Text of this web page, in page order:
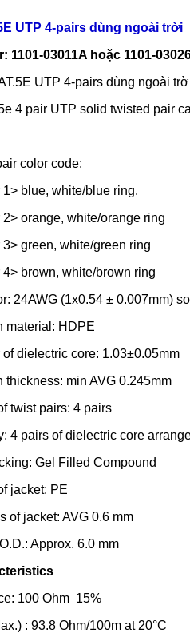
UTP 4-pairs dùng ngoài trời
03011A hoặc 1101-
UTP 4-pairs dùng ngoài
pair UTP solid twisted pair
color code:
blue, white/blue ring.
orange, white/orange ring
green, white/green ring
brown, white/brown ring
(1x0.54 ± 0.007mm)
HDPE
dielectric core: 1.03±0.05mm
min AVG 0.245mm
pairs: 4 pairs
pairs of dielectric core
Gel Filled Compound
PE
jacket: AVG 0.6 mm
Approx. 6.0 mm
100 Ohm 15%
: 93.8 Ohm/100m at 20°C